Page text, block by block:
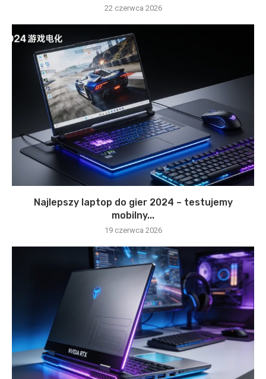
22 czerwca 2026
Najlepszy laptop do gier 2024 – testujemy
mobilny...
19 czerwca 2026